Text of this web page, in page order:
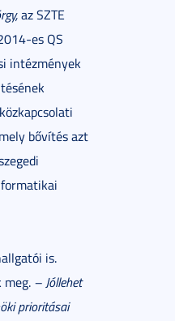
az SZTE
es QS
intézmények
bővítés azt
is.
– Jóllehet
prioritásai